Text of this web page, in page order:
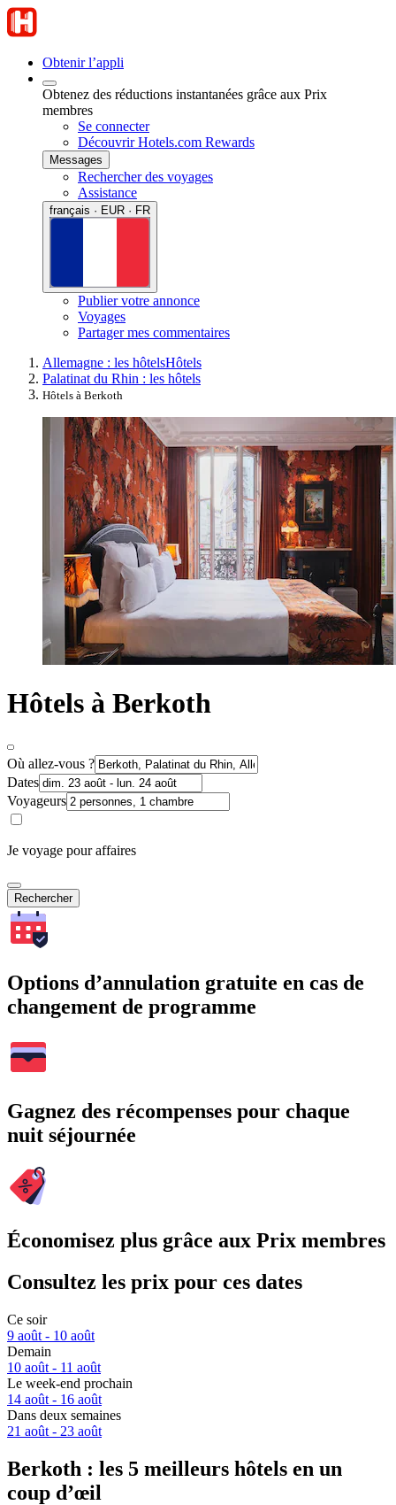
Obtenir l’appli
Obtenez des réductions instantanées grâce aux Prix
membres
Se connecter
Découvrir Hotels.com Rewards
Messages
Rechercher des voyages
Assistance
français · EUR · FR
Publier votre annonce
Voyages
Partager mes commentaires
Allemagne : les hôtelsHôtels
Palatinat du Rhin : les hôtels
Hôtels à Berkoth
Hôtels à Berkoth
Où allez-vous ?
Dates
Voyageurs
Je voyage pour affaires
Rechercher
Options d’annulation gratuite en cas de
changement de programme
Gagnez des récompenses pour chaque
nuit séjournée
Économisez plus grâce aux Prix membres
Consultez les prix pour ces dates
Ce soir
9 août - 10 août
Demain
10 août - 11 août
Le week-end prochain
14 août - 16 août
Dans deux semaines
21 août - 23 août
Berkoth : les 5 meilleurs hôtels en un
coup d’œil